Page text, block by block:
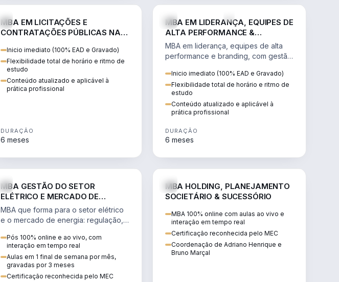
MBA EM LICITAÇÕES E
CONTRATAÇÕES PÚBLICAS NA
Inicio imediato (100% EAD e Gravado)
Flexibilidade total de horário e ritmo de
estudo
Conteúdo atualizado e aplicável à
prática profissional
DURAÇÃO
6 meses
MBA EM LIDERANÇA, EQUIPES DE
ALTA PERFORMANCE &
BRANDING
MBA em liderança, equipes de alta
performance e branding, com gestão
e comunicação persuasiva.
Inicio imediato (100% EAD e Gravado)
Flexibilidade total de horário e ritmo de
estudo
Conteúdo atualizado e aplicável à
prática profissional
DURAÇÃO
6 meses
MBA GESTÃO DO SETOR
ELÉTRICO E MERCADO DE
ENERGIA
MBA que forma para o setor elétrico
e o mercado de energia: regulação,
transmissão e revisão tarifária.
Pós 100% online e ao vivo, com
interação em tempo real
Aulas em 1 final de semana por mês,
gravadas por 3 meses
Certificação reconhecida pelo MEC
MBA HOLDING, PLANEJAMENTO
SOCIETÁRIO & SUCESSÓRIO
MBA 100% online com aulas ao vivo e
interação em tempo real
Certificação reconhecida pelo MEC
Coordenação de Adriano Henrique e
Bruno Marçal